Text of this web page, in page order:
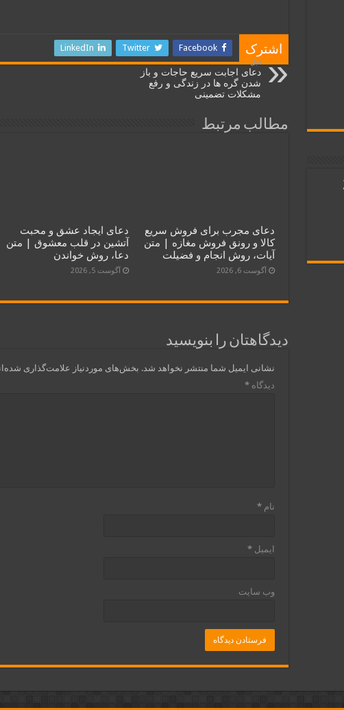
اشترک Facebook
Twitter
LinkedIn
قبل
دعای اجابت سریع حاجات و باز
شدن گره ها در زندگی و رفع
مشکلات تضمینی
مطالب مرتبط
دعای مجرب برای فروش سریع
کالا و رونق فروش مغازه | متن
آیات، روش انجام و فضیلت
آگوست 6, 2026
دعای ایجاد عشق و محبت
آتشین در قلب معشوق | متن
دعا، روش خواندن
آگوست 5, 2026
دیدگاهتان را بنویسید
نشانی ایمیل شما منتشر نخواهد شد. بخش‌های موردنیاز علامت‌گذاری
دیدگاه*
نام*
ایمیل*
وب‌ سایت